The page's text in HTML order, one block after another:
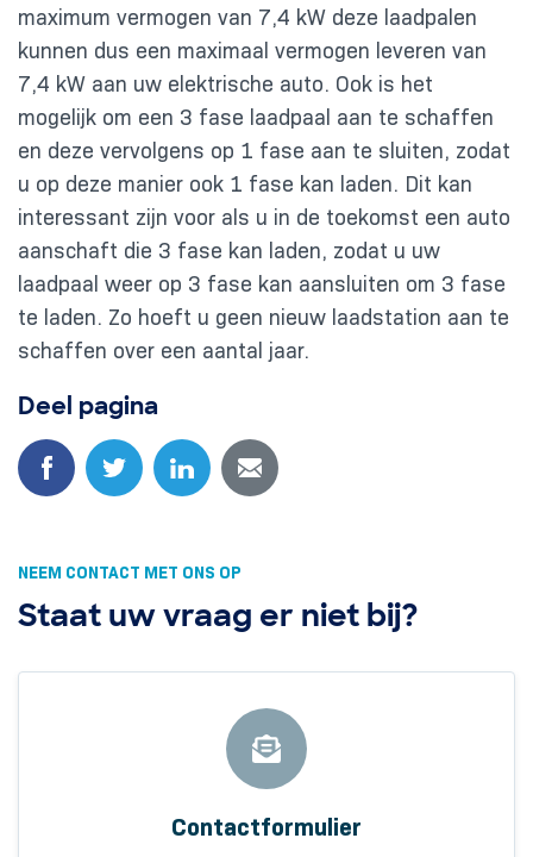
maximum vermogen van 7,4 kW deze laadpalen
kunnen dus een maximaal vermogen leveren van
7,4 kW aan uw elektrische auto. Ook is het
mogelijk om een 3 fase laadpaal aan te schaffen
en deze vervolgens op 1 fase aan te sluiten, zodat
u op deze manier ook 1 fase kan laden. Dit kan
interessant zijn voor als u in de toekomst een auto
aanschaft die 3 fase kan laden, zodat u uw
laadpaal weer op 3 fase kan aansluiten om 3 fase
te laden. Zo hoeft u geen nieuw laadstation aan te
schaffen over een aantal jaar.
Deel pagina
NEEM CONTACT MET ONS OP
Staat uw vraag er niet bij?
Contactformulier